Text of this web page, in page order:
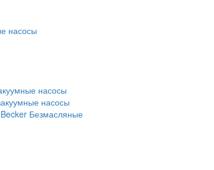
насосы
насосы
насосы
Безмасляные